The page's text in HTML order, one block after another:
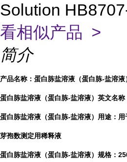
Solution
看相似产品 >
简介
产品名称：蛋白胨盐溶液（蛋白胨-盐溶液
蛋白胨盐溶液（蛋白胨-盐溶液）英文名称
蛋白胨盐溶液（蛋白胨-盐溶液）用途：
芽孢数测定用稀释液
蛋白胨盐溶液（蛋白胨-盐溶液）规格：